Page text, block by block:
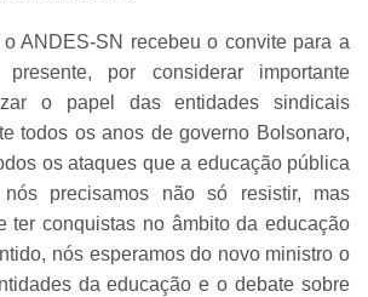
ANDES-SN recebeu o convite para a
por considerar importante
o papel das entidades sindicais
todos os anos de governo Bolsonaro,
os ataques que a educação pública
precisamos não só resistir, mas
ter conquistas no âmbito da educação
nós esperamos do novo ministro o
da educação e o debate sobre